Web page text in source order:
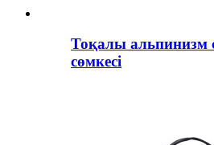
Тоқалы альпинизм
сөмкесі